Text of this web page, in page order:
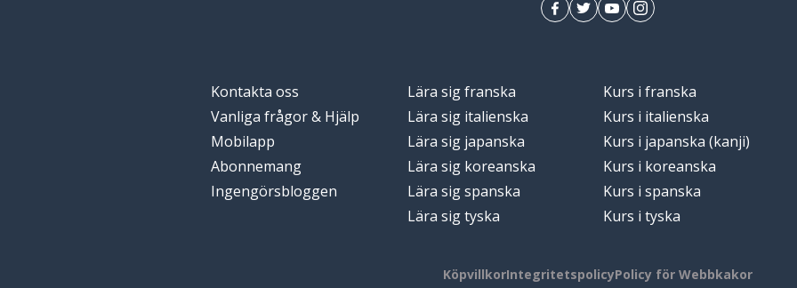
Kontakta oss
Vanliga frågor & Hjälp
Mobilapp
Abonnemang
Ingengörsbloggen
Lära sig franska
Lära sig italienska
Lära sig japanska
Lära sig koreanska
Lära sig spanska
Lära sig tyska
Kurs i franska
Kurs i italienska
Kurs i japanska (kanji)
Kurs i koreanska
Kurs i spanska
Kurs i tyska
KöpvillkorIntegritetspolicyPolicy för Webbkakor